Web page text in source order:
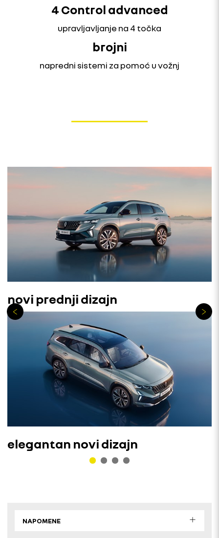
4 Control advanced
upravljavljanje na 4 točka
brojni
napredni sistemi za pomoć u vožnj
novi prednji dizajn
elegantan novi dizajn
NAPOMENE